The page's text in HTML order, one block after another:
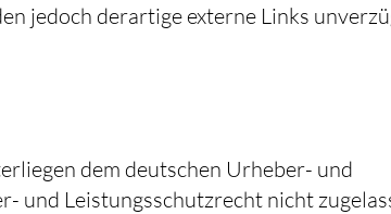
jedoch derartige externe Links
dem deutschen Urheber- und
und Leistungsschutzrecht nicht